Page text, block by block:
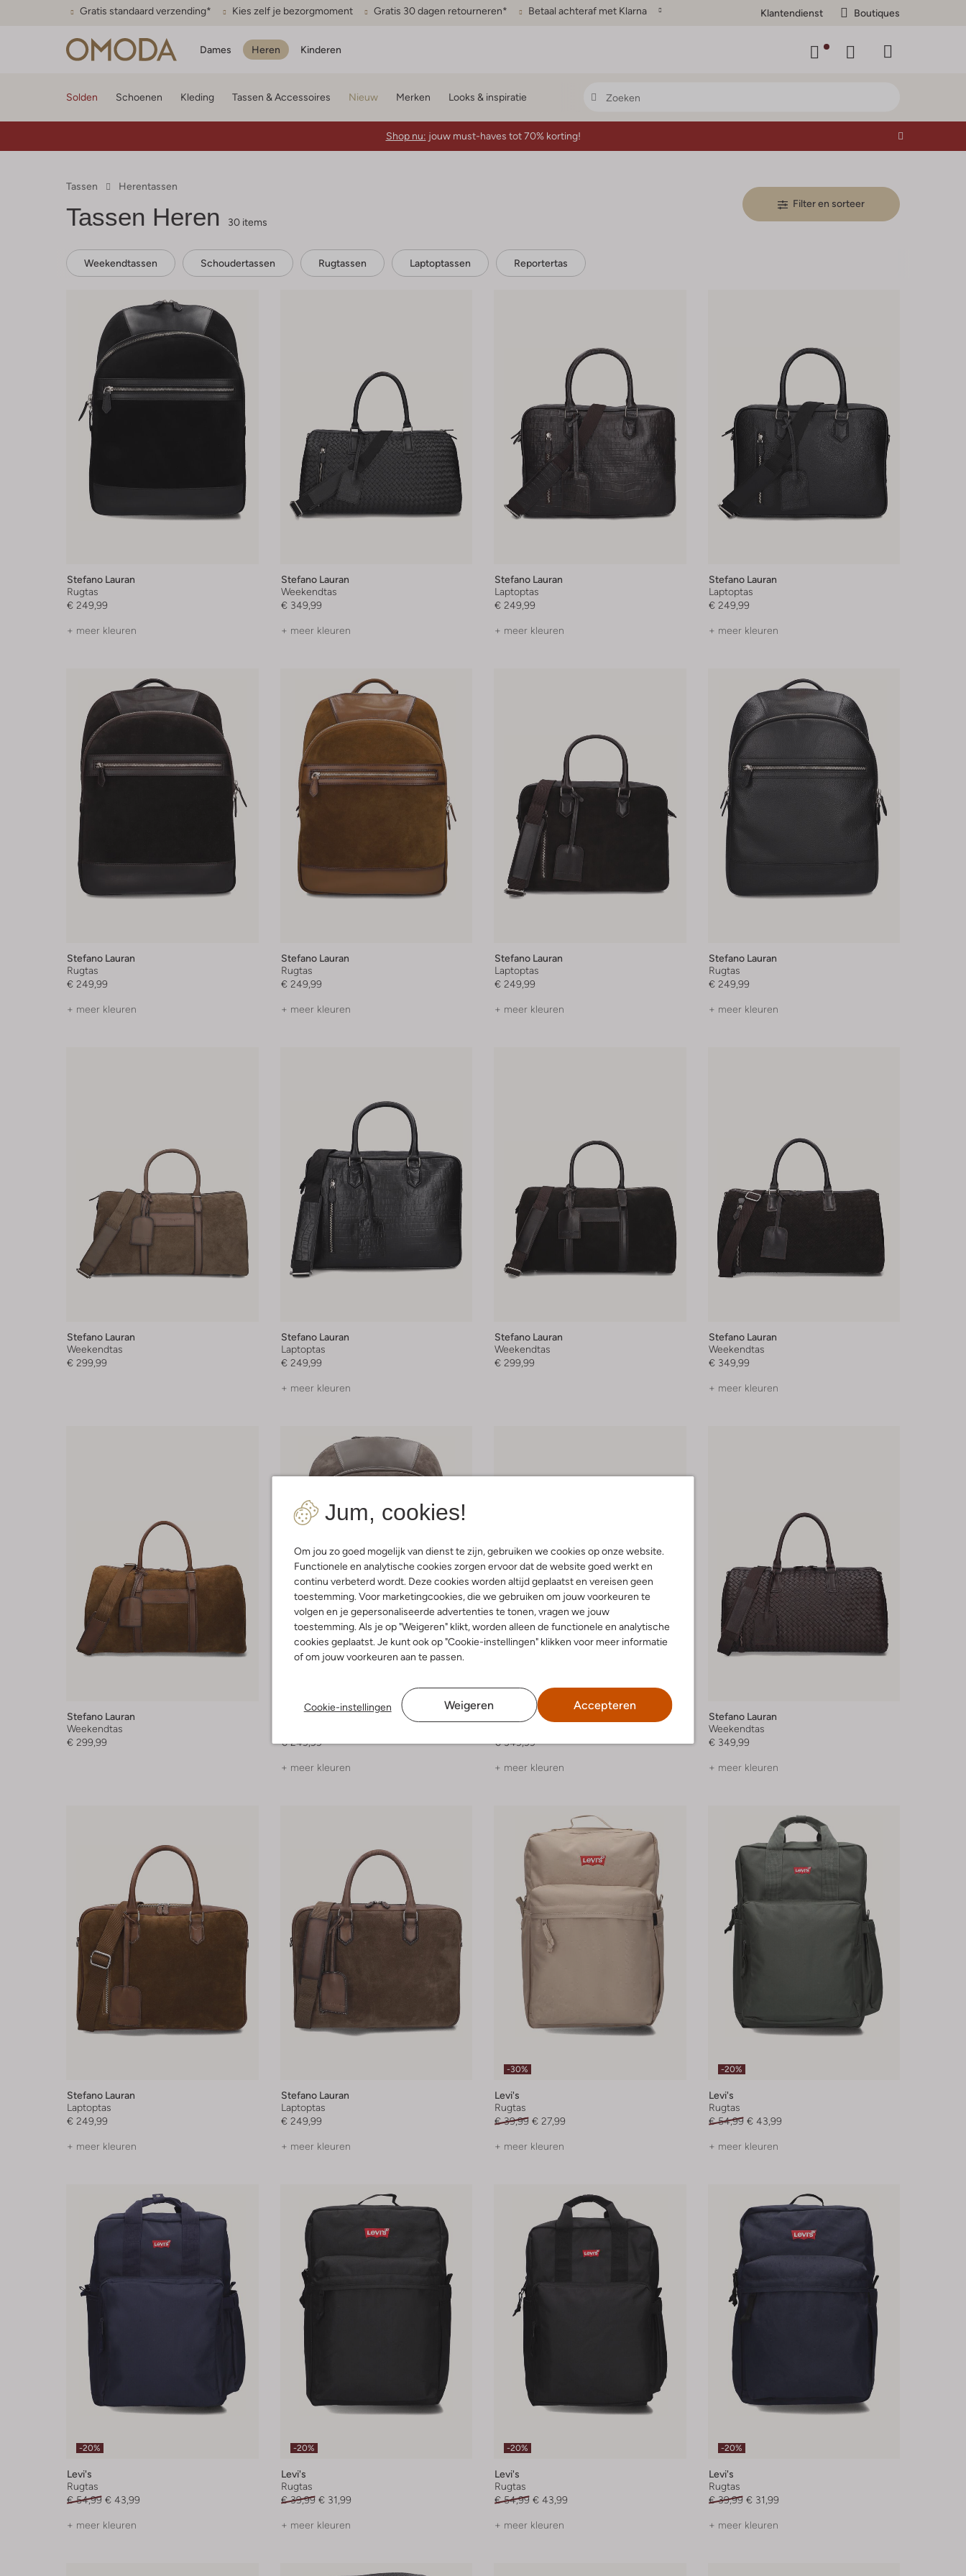
Gratis standaard verzending* Kies zelf je bezorgmoment Gratis 30 dagen retourneren* Betaal achteraf met Klarna Klantendienst Boutiques
Dames Heren Kinderen
Jum, cookies!
Om jou zo goed mogelijk van dienst te zijn, gebruiken we cookies op onze website.
Functionele en analytische cookies zorgen ervoor dat de website goed werkt en
continu verbeterd wordt. Deze cookies worden altijd geplaatst en vereisen geen
toestemming. Voor marketingcookies, die we gebruiken om jouw voorkeuren te
volgen en je gepersonaliseerde advertenties te tonen, vragen we jouw
toestemming. Als je op "Weigeren" klikt, worden alleen de functionele en analytische
cookies geplaatst. Je kunt ook op "Cookie-instellingen" klikken voor meer informatie
of om jouw voorkeuren aan te passen.
Cookie-instellingen Weigeren Accepteren
Solden Schoenen Kleding Tassen & Accessoires Nieuw Merken Looks & inspiratie
Shop nu: jouw must-haves tot 70% korting!
Tassen Herentassen
Tassen Heren 30 items
Filter en sorteer
Weekendtassen Schoudertassen Rugtassen Laptoptassen Reportertas
Stefano Lauran
Rugtas
€ 249,99
+ meer kleuren
Stefano Lauran
Weekendtas
€ 349,99
+ meer kleuren
Stefano Lauran
Laptoptas
€ 249,99
+ meer kleuren
Stefano Lauran
Laptoptas
€ 249,99
+ meer kleuren
Stefano Lauran
Rugtas
€ 249,99
+ meer kleuren
Stefano Lauran
Rugtas
€ 249,99
+ meer kleuren
Stefano Lauran
Laptoptas
€ 249,99
+ meer kleuren
Stefano Lauran
Rugtas
€ 249,99
+ meer kleuren
Stefano Lauran
Weekendtas
€ 299,99
Stefano Lauran
Laptoptas
€ 249,99
+ meer kleuren
Stefano Lauran
Weekendtas
€ 299,99
Stefano Lauran
Weekendtas
€ 349,99
+ meer kleuren
Stefano Lauran
Weekendtas
€ 299,99
Stefano Lauran
€ 249,99
+ meer kleuren
Stefano Lauran
€ 349,99
+ meer kleuren
Stefano Lauran
Weekendtas
€ 349,99
+ meer kleuren
Stefano Lauran
Laptoptas
€ 249,99
+ meer kleuren
Stefano Lauran
Laptoptas
€ 249,99
+ meer kleuren
-30%
Levi's
Rugtas
€ 39,99 € 27,99
+ meer kleuren
-20%
Levi's
Rugtas
€ 54,99 € 43,99
+ meer kleuren
-20%
Levi's
Rugtas
€ 54,99 € 43,99
+ meer kleuren
-20%
Levi's
Rugtas
€ 39,99 € 31,99
+ meer kleuren
-20%
Levi's
Rugtas
€ 54,99 € 43,99
+ meer kleuren
-20%
Levi's
Rugtas
€ 39,99 € 31,99
+ meer kleuren